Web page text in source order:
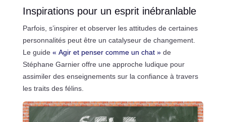
Inspirations pour un esprit inébranlable
Parfois, s’inspirer et observer les attitudes de certaines
personnalités peut être un catalyseur de changement.
Le guide « Agir et penser comme un chat »de
Stéphane Garnier offre une approche ludique pour
assimiler des enseignements sur la confiance à travers
les traits des félins.